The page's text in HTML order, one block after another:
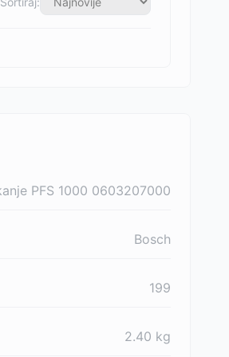
PFS 1000 0603207000
Bosch
199
2.40 kg